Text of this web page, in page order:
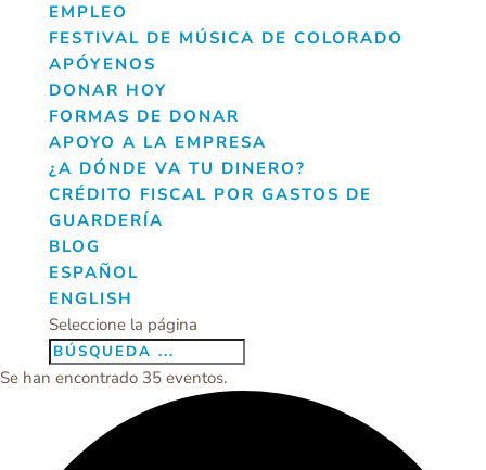
EMPLEO
FESTIVAL DE MÚSICA DE COLORADO
APÓYENOS
DONAR HOY
FORMAS DE DONAR
APOYO A LA EMPRESA
¿A DÓNDE VA TU DINERO?
CRÉDITO FISCAL POR GASTOS DE
GUARDERÍA
BLOG
ESPAÑOL
ENGLISH
Seleccione la página
Se han encontrado 35 eventos.